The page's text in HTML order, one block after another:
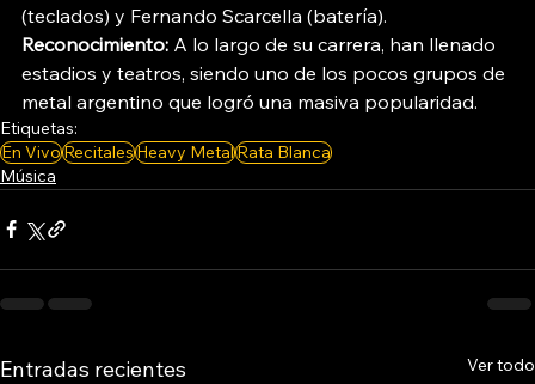
(teclados) y Fernando Scarcella (batería).
Reconocimiento: A lo largo de su carrera, han llenado
estadios y teatros, siendo uno de los pocos grupos de
metal argentino que logró una masiva popularidad.
Etiquetas:
En VivoRecitalesHeavy MetalRata Blanca
Música
Entradas recientes Ver todo